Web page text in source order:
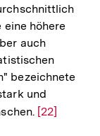
eine höhere
auch
bezeichnete
und
Zur
[22]